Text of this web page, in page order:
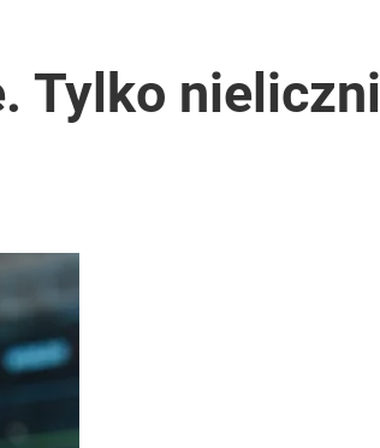
Tylko nieliczni